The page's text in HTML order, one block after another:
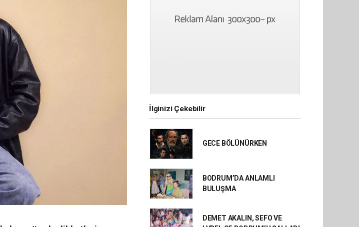
İlginizi Çekebilir
GECE BÖLÜNÜRKEN
BODRUM’DA ANLAMLI
BULUŞMA
DEMET AKALIN, SEFO VE